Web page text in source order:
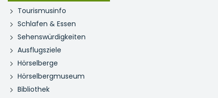
Tourismusinfo
Schlafen & Essen
Sehenswürdigkeiten
Ausflugsziele
Hörselberge
Hörselbergmuseum
Bibliothek